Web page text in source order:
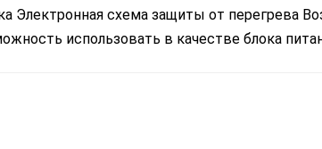
Электронная схема защиты от перегрева
использовать в качестве блока